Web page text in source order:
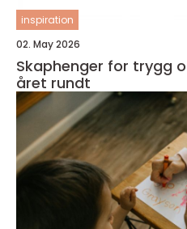
inspiration
02. May 2026
Skaphenger for trygg
året rundt